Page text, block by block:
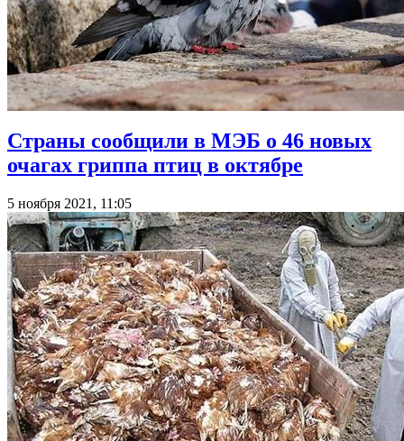
Страны сообщили в МЭБ о 46 новых
очагах гриппа птиц в октябре
5 ноября 2021, 11:05